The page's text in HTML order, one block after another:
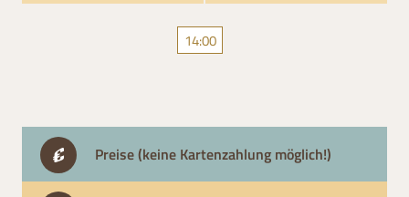
14:00
Preise (keine Kartenzahlung möglich!)